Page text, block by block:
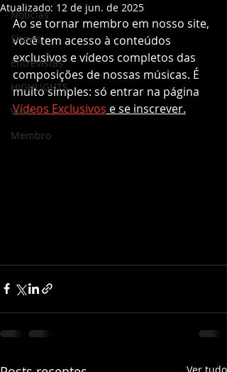
Notícias
Shows
Entrevistas
HIGHLIGHTS
Vídeos
Membro
Atualizado: 12 de jun. de 2025
Ao se tornar membro em nosso site,
você tem acesso à conteúdos
exclusivos e vídeos completos das
composições de nossas músicas. É
muito simples: só entrar na página
Vídeos Exclusivos e se inscrever.